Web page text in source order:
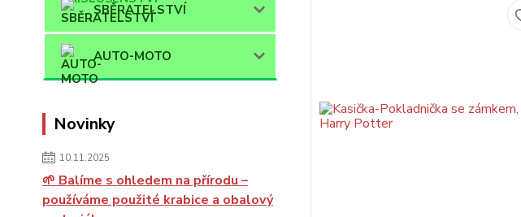
SBĚRATELSTVÍ
AUTO-MOTO
Novinky
10.11.2025
🌱 Balíme s ohledem na přírodu –
používáme použité krabice a obalový